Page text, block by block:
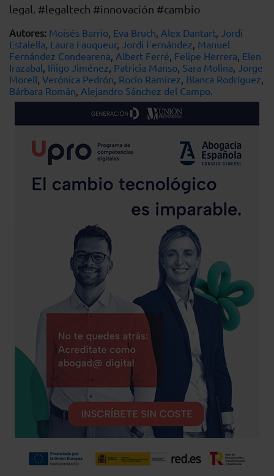
legal. #legaltech #innovación #cambio
Autores: Moisés Barrio, Eva Bruch, Alex Dantart, Jordi
Estalella, Laura Fauqueur, Jordi Fernández, Manuel
Fernández Condearena, Albert Ferré, Felipe Herrera, Elen
Irazabal, Iñigo Jiménez, Patricia Manso, Sara Molina, Jorge
Morell, Verónica Pedrón, Rocío Ramírez, Blanca Rodríguez,
Bárbara Román, Alejandro Sánchez del Campo.